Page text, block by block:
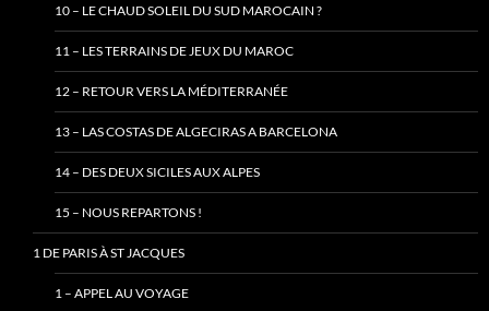
10 – LE CHAUD SOLEIL DU SUD MAROCAIN ?
11 – LES TERRAINS DE JEUX DU MAROC
12 – RETOUR VERS LA MÉDITERRANÉE
13 – LAS COSTAS DE ALGECIRAS A BARCELONA
14 – DES DEUX SICILES AUX ALPES
15 – NOUS REPARTONS !
1 DE PARIS À ST JACQUES
1 – APPEL AU VOYAGE